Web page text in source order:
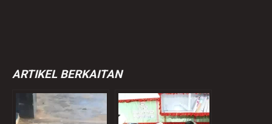
ARTIKEL BERKAITAN